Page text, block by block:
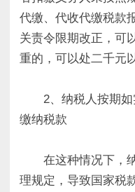
代缴、代收代缴税款
关责令限期改正，可
重的，可以处二千元
2、纳税人按期如
缴纳税款
在这种情况下，纳
理规定，导致国家税